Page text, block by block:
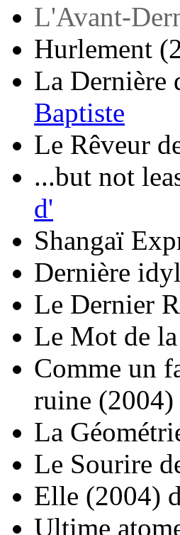
L'Avant-
Hurlement
La Dernière
Baptiste
Le Rêveur
...but not
d'
Shangaï
Dernière
Le Dernier
Le Mot de
Comme un
ruine (2004)
La
Le Sourire
Elle (2004)
Ultime